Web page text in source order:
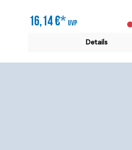
16,14 €* UVP
Details